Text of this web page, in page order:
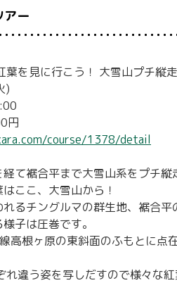
アー
葉を見に行こう！ 大雪山プチ縦
)
円
course/1378/detail
て裾合平まで大雪山系をプチ縦
ここ、大雪山から！
るチングルマの群生地、裾合
子は圧巻です。
高根ヶ原の東斜面のふもとに点
違う姿を写しだすので様々な紅